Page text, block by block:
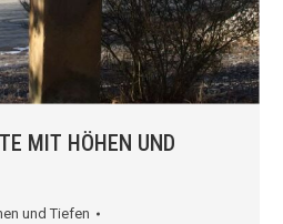
MIT HÖHEN UND
und Tiefen